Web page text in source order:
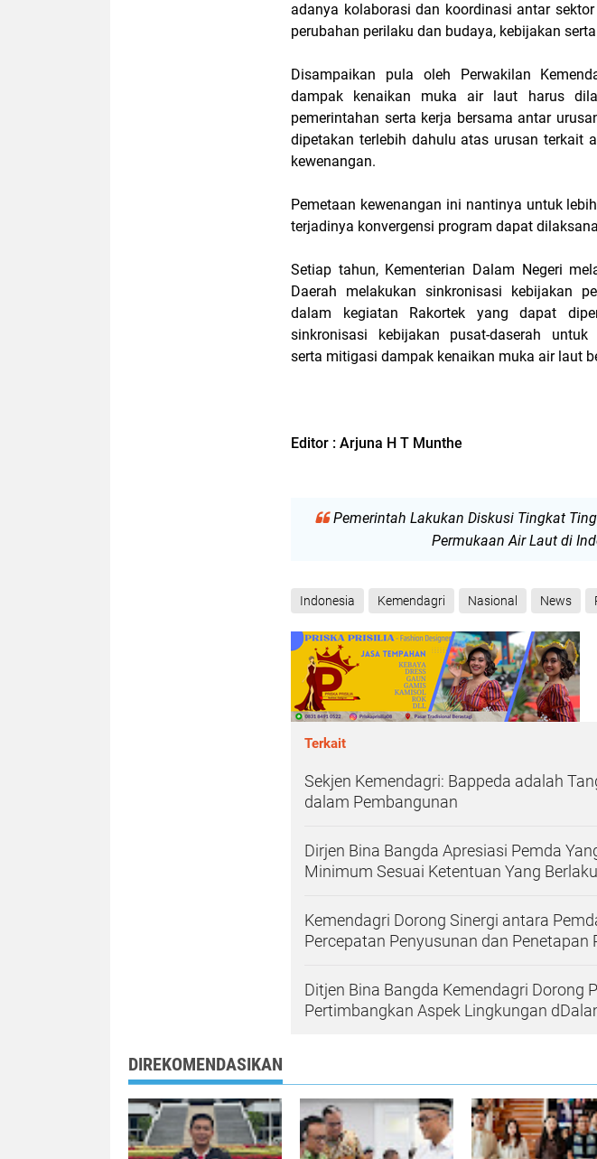
adanya kolaborasi dan koordinasi antar
perubahan perilaku dan budaya, kebijakan
Disampaikan pula oleh Perwakilan
dampak kenaikan muka air laut harus
pemerintahan serta kerja bersama antar
dipetakan terlebih dahulu atas urusan terkait
kewenangan.
Pemetaan kewenangan ini nantinya untuk
terjadinya konvergensi program dapat
Setiap tahun, Kementerian Dalam Negeri
Daerah melakukan sinkronisasi kebijakan
dalam kegiatan Rakortek yang dapat
sinkronisasi kebijakan pusat-daserah untuk
serta mitigasi dampak kenaikan muka air laut
Editor : Arjuna H T Munthe
Pemerintah Lakukan Diskusi Tingkat
Permukaan Air Laut di
Indonesia Kemendagri Nasional News
Terkait
Sekjen Kemendagri: Bappeda adalah
dalam Pembangunan
Dirjen Bina Bangda Apresiasi Pemda
Minimum Sesuai Ketentuan Yang Berlaku
Kemendagri Dorong Sinergi antara
Percepatan Penyusunan dan Penetapan
Ditjen Bina Bangda Kemendagri Dorong
Pertimbangkan Aspek Lingkungan
DIREKOMENDASIKAN